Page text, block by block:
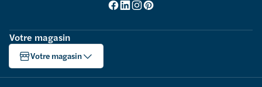
Votre magasin
Votre magasin